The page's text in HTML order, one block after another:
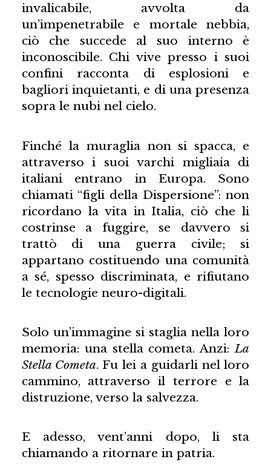
invalicabile, avvolta da
un’impenetrabile e mortale nebbia,
ciò che succede al suo interno è
inconoscibile. Chi vive presso i suoi
confini racconta di esplosioni e
bagliori inquietanti, e di una presenza
sopra le nubi nel cielo.
Finché la muraglia non si spacca, e
attraverso i suoi varchi migliaia di
italiani entrano in Europa. Sono
chiamati “figli della Dispersione”: non
ricordano la vita in Italia, ciò che li
costrinse a fuggire, se davvero si
trattò di una guerra civile; si
appartano costituendo una comunità
a sé, spesso discriminata, e rifiutano
le tecnologie neuro-digitali.
Solo un’immagine si staglia nella loro
memoria: una stella cometa. Anzi:La
Stella Cometa. Fu lei a guidarli nel loro
cammino, attraverso il terrore e la
distruzione, verso la salvezza.
E adesso, vent’anni dopo, li sta
chiamando a ritornare in patria.